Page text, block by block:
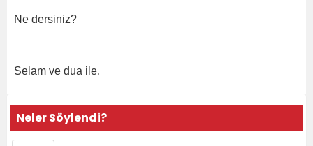
Ne dersiniz?
Selam ve dua ile.
Neler Söylendi?